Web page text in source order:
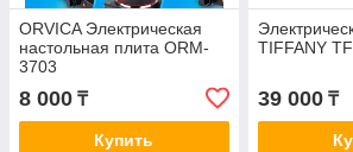
ORVICA Электрическая
настольная плита ORM-
3703
8 000 ₸
Купить
TIFFANY
39 000₸